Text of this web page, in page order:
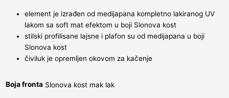
element je izrađen od medijapana kompletno lakiranog UV
lakom sa soft mat efektom u boji Slonova kost
stilski profilisane lajsne i plafon su od medijapana u boji
Slonova kost
čiviluk je opremljen okovom za kačenje
Boja fronta Slonova kost mak lak